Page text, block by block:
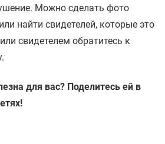
Можно сделать фото
найти свидетелей, которые это
свидетелем обратитесь к
для вас? Поделитесь ей в